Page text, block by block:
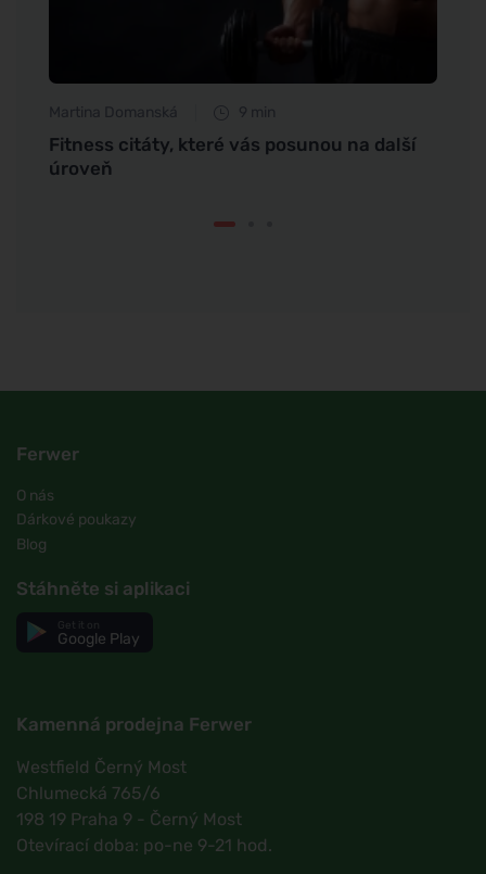
Martina Domanská 9 min
Fitness citáty, které vás posunou na další
úroveň
Ferwer
O nás
Dárkové poukazy
Blog
Stáhněte si aplikaci
Google Play
Kamenná prodejna Ferwer
Westfield Černý Most
Chlumecká 765/6
198 19 Praha 9 - Černý Most
Otevírací doba: po-ne 9-21 hod.